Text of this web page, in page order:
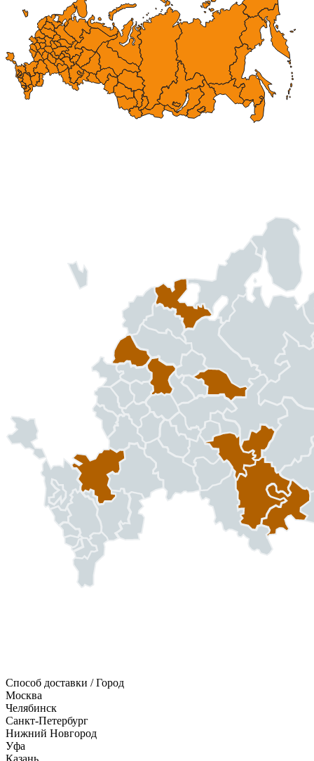
Способ доставки / Город
Москва
Челябинск
Санкт-Петербург
Нижний Новгород
Уфа
Казань